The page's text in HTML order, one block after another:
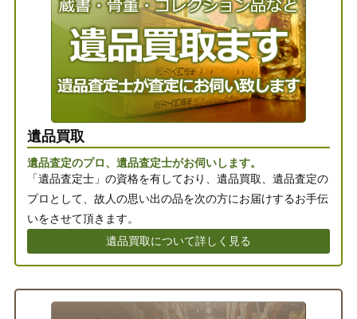
遺品買取
遺品査定のプロ、遺品査定士がお伺いします。
「遺品査定士」の資格を有しており、遺品買取、遺品査定の
プロとして、故人の思い出の品を次の方にお届けするお手伝
いをさせて頂きます。
遺品買取について詳しく見る